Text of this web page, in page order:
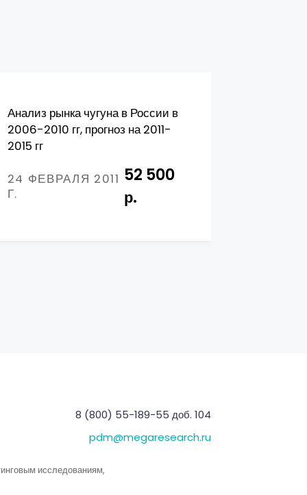
Анализ рынка чугуна в России в
2006-2010 гг, прогноз на 2011-
2015 гг
24 ФЕВРАЛЯ 2011
Г.
52 500
р.
8 (800) 55-189-55 доб. 104
pdm@megaresearch.ru
исследованиям,